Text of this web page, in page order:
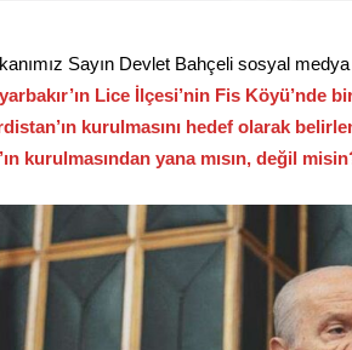
Sayın Devlet Bahçeli sosyal
Lice İlçesi’nin Fis
kurulmasını hedef olarak
kurulmasından yana mısın, değil